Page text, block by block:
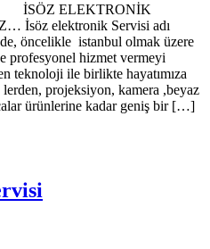
ELEKTRONİK
İsöz elektronik Servisi adı
öncelikle istanbul olmak üzere
profesyonel hizmet vermeyi
teknoloji ile birlikte hayatımıza
projeksiyon, kamera ,beyaz
ürünlerine kadar geniş bir […]